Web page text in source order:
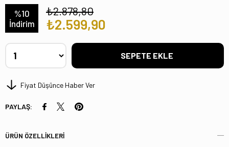
%10
İndirim
₺2.878,80
₺2.599,90
Fiyat Düşünce Haber Ver
PAYLAŞ:
ÜRÜN ÖZELLIKLERI